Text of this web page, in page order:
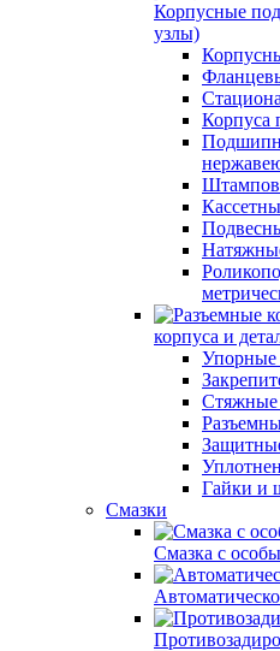
Корпусные
узлы)
Корпуса
корпуса и
Упорные
Стяжные
Гайки и
Смазки
Смазка с